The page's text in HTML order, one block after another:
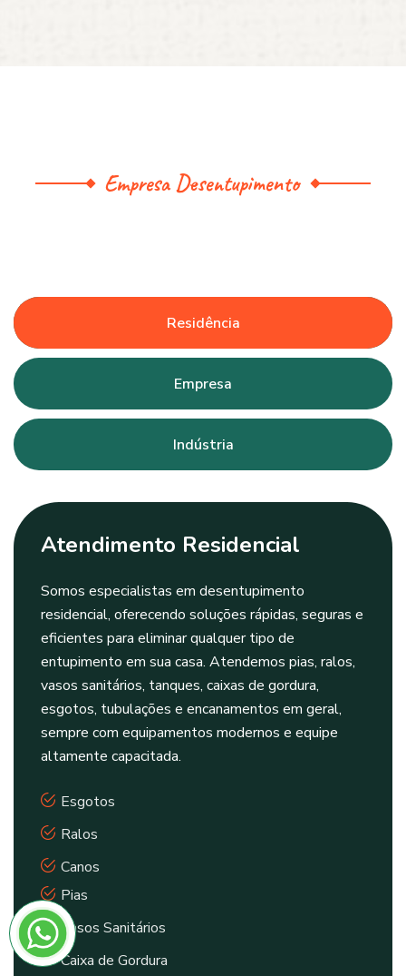
Empresa Desentupimento
Residência
Empresa
Indústria
Atendimento Residencial
Somos especialistas em desentupimento
residencial, oferecendo soluções rápidas, seguras e
eficientes para eliminar qualquer tipo de
entupimento em sua casa. Atendemos pias, ralos,
vasos sanitários, tanques, caixas de gordura,
esgotos, tubulações e encanamentos em geral,
sempre com equipamentos modernos e equipe
altamente capacitada.
Esgotos
Ralos
Canos
Pias
Vasos Sanitários
Caixa de Gordura